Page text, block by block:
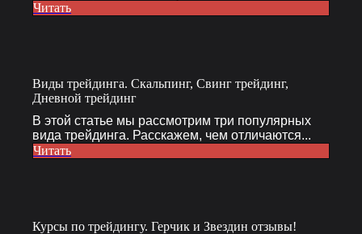
Читать
Виды трейдинга. Скальпинг, Свинг трейдинг,
Дневной трейдинг
В этой статье мы рассмотрим три популярных
вида трейдинга. Расскажем, чем отличаются...
Читать
Курсы по трейдингу. Герчик и Звездин отзывы!